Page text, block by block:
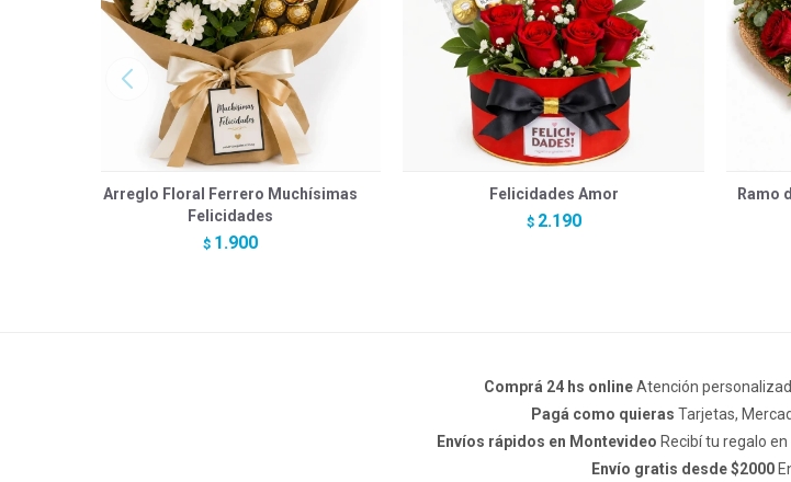
Arreglo Floral Ferrero Muchísimas
Felicidades
$ 1.900
Felicidades Amor
$ 2.190
Ramo
Comprá 24 hs onlineAtención
Pagá como quieras Tarjetas,
Envíos rápidos en Montevideo Recibí tu regalo
Envío gratis desde $2000